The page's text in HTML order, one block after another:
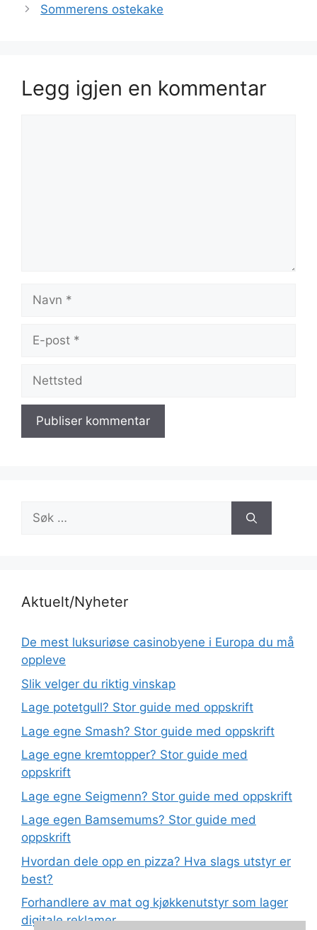
Sommerens ostekake
Legg igjen en kommentar
Navn
Nettsted
Søk
etter:
Aktuelt/Nyheter
De mest luksuriøse casinobyene i Europa du må
oppleve
Slik velger du riktig vinskap
Lage potetgull? Stor guide med oppskrift
Lage egne Smash? Stor guide med oppskrift
Lage egne kremtopper? Stor guide med
oppskrift
Lage egne Seigmenn? Stor guide med oppskrift
Lage egen Bamsemums? Stor guide med
oppskrift
Hvordan dele opp en pizza? Hva slags utstyr er
best?
Forhandlere av mat og kjøkkenutstyr som lager
digitale reklamer